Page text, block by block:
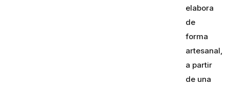
elabora
de
forma
artesanal,
a partir
de una